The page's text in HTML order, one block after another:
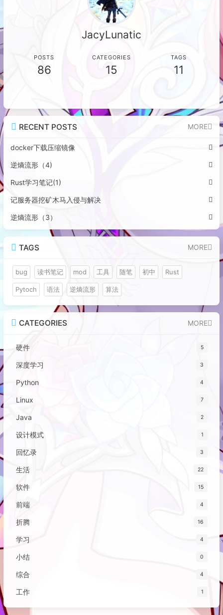
JacyLunatic
POSTS
86
CATEGORIES
15
TAGS
11
RECENT POSTS MORE
docker下载压缩镜像
逆熵流形（4)
Rust学习笔记(1)
记服务器挖矿木马入侵与解决
逆熵流形（3）
TAGS MORE
bug 读书笔记 mod 工具 随笔 初中 Rust
Pytoch 语法 逆熵流形 算法
CATEGORIES MORE
硬件 5
深度学习 3
Python 4
Linux 7
Java 2
设计模式 1
回忆录 3
生活 22
软件 15
前端 4
折腾 16
学习 4
小结 0
综合 4
工作 1